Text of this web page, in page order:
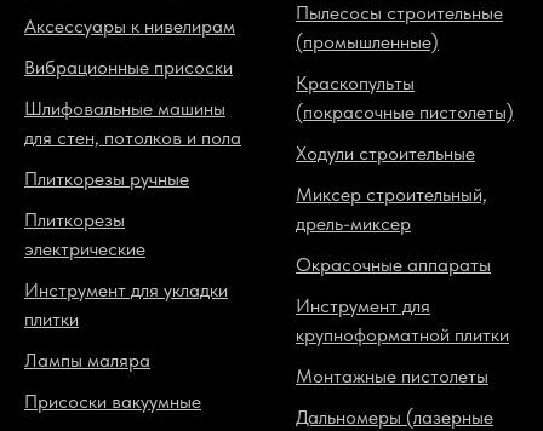
Аксессуары к нивелирам
Вибрационные присоски
Шлифовальные машины
для стен, потолков и пола
Плиткорезы ручные
Плиткорезы
электрические
Инструмент для укладки
плитки
Лампы маляра
Присоски вакуумные
Пылесосы строительные
(промышленные)
Краскопульты
(покрасочные пистолеты)
Ходули строительные
Миксер строительный,
дрель-миксер
Окрасочные аппараты
Инструмент для
крупноформатной плитки
Монтажные пистолеты
Дальномеры (лазерные